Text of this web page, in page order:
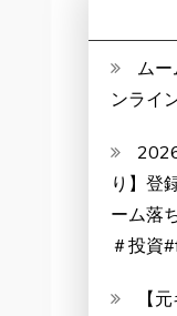
ム
ンライ
り】登
ーム落
＃投資
【